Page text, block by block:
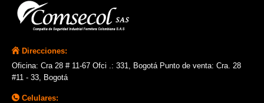
Direcciones:
Oficina: Cra 28 # 11-67 Ofci .: 331, Bogotá Punto de venta: Cra. 28
#11 - 33, Bogotá
Celulares: